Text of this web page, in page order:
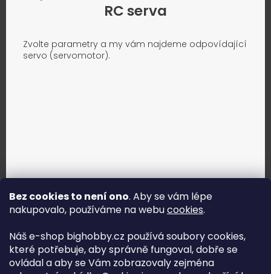
Bez cookies to není ono. Aby se vám lépe
nakupovalo, používáme na webucookies.
Náš e-shop bighobby.cz používá soubory cookies,
které potřebuje, aby správně fungoval, dobře se
ovládal a aby se Vám zobrazovaly zejména
RC serva
Zvolte parametry a my vám najdeme odpovídající
servo (servomotor).
Jak vybrat správné servo?
Najít správné servo